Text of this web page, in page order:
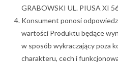
GRABOWSKI UL. PIUSA XI
Konsument ponosi
wartości Produktu będące
w sposób wykraczający poza
charakteru, cech i